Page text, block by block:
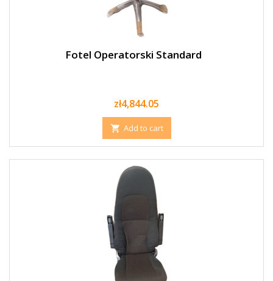
Fotel Operatorski Standard
Price
zł4,844.05
 Add to cart